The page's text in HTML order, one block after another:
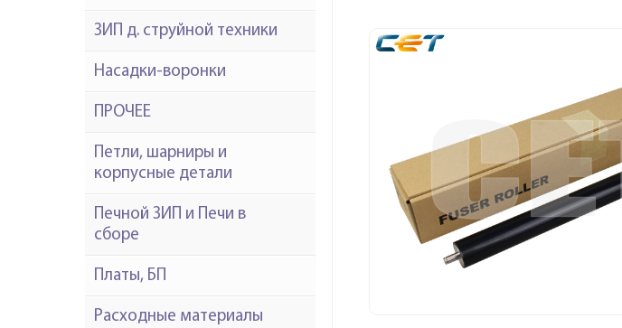
ЗИП д. струйной техники
Насадки-воронки
ПРОЧЕЕ
Петли, шарниры и
корпусные детали
Печной ЗИП и Печи в
сборе
Платы, БП
Расходные материалы